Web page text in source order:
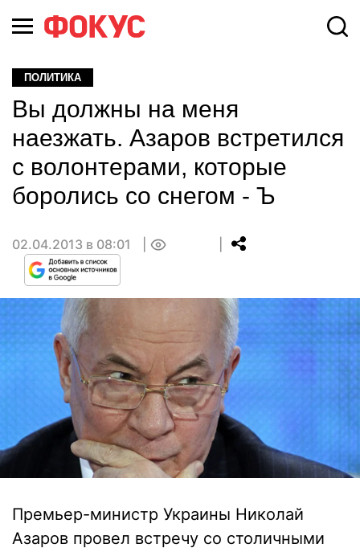
ПОЛИТИКА
Вы должны на меня
наезжать. Азаров встретился
с волонтерами, которые
боролись со снегом - Ъ
02.04.2013 в 08:01
Премьер-министр Украины Николай
Азаров провел встречу со столичными